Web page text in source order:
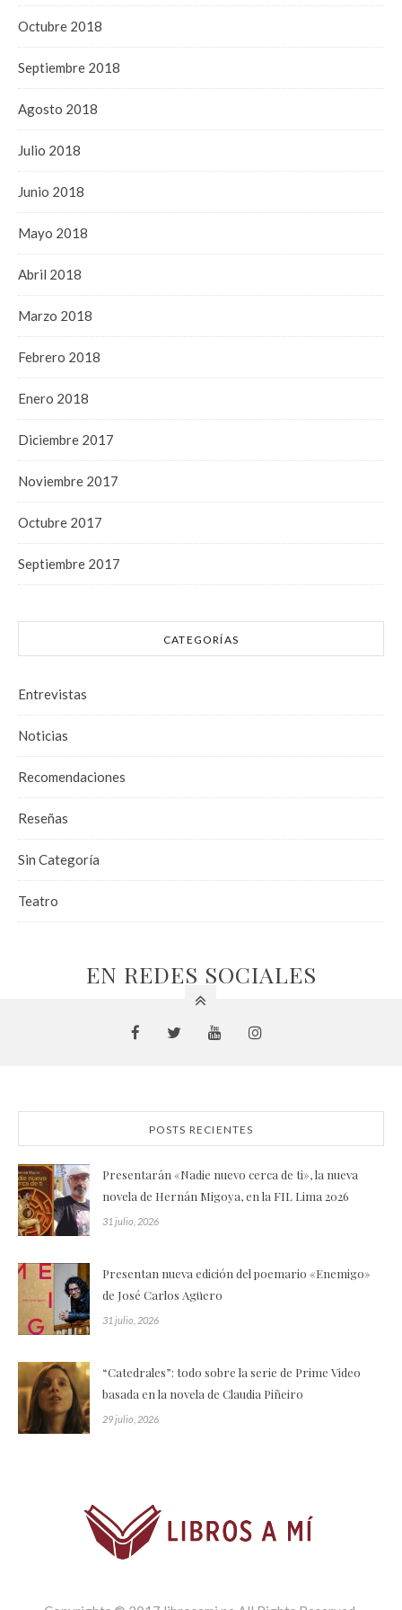
Octubre 2018
Septiembre 2018
Agosto 2018
Julio 2018
Junio 2018
Mayo 2018
Abril 2018
Marzo 2018
Febrero 2018
Enero 2018
Diciembre 2017
Noviembre 2017
Octubre 2017
Septiembre 2017
CATEGORÍAS
Entrevistas
Noticias
Recomendaciones
Reseñas
Sin Categoría
Teatro
EN REDES SOCIALES
POSTS RECIENTES
Presentarán «Nadie nuevo cerca de ti», la nueva
novela de Hernán Migoya, en la FIL Lima 2026
31 julio, 2026
Presentan nueva edición del poemario «Enemigo»
de José Carlos Agüero
31 julio, 2026
“Catedrales”: todo sobre la serie de Prime Video
basada en la novela de Claudia Piñeiro
29 julio, 2026